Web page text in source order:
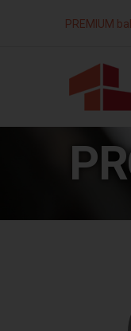
PREMIUM